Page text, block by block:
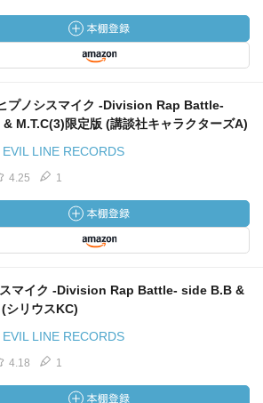
プノシスマイク -Division Rap Battle-
M.T.C(3)限定版 (講談社キャラクターズA)
LINE RECORDS
4.25 1
スマイク -Division Rap Battle- side B.B &
シリウスKC)
LINE RECORDS
4.18 1